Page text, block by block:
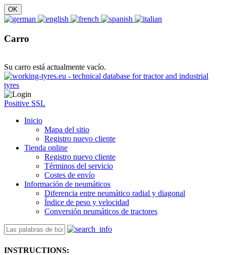
Carro
Su carro está actualmente vacío.
Positive SSL
Inicio
Mapa del sitio
Registro nuevo cliente
Tienda online
Registro nuevo cliente
Términos del servicio
Costes de envío
Información de neumáticos
Diferencia entre neumático radial y diagonal
Índice de peso y velocidad
Conversión neumáticos de tractores
INSTRUCTIONS: